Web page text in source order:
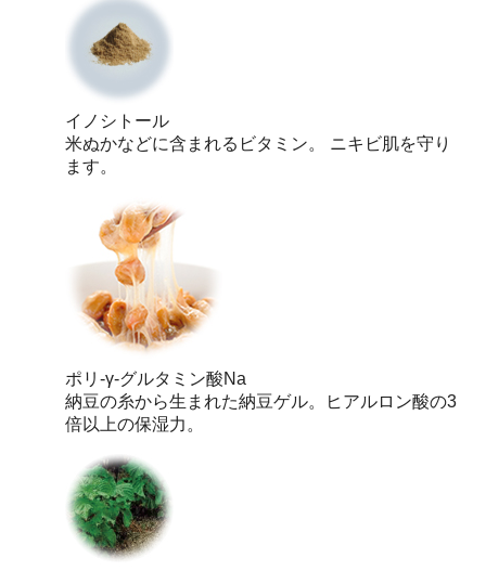
イノシトール
米ぬかなどに含まれるビタミン。 ニキビ肌を守り
ます。
ポリ-γ-グルタミン酸Na
納豆の糸から生まれた納豆ゲル。ヒアルロン酸の3
倍以上の保湿力。